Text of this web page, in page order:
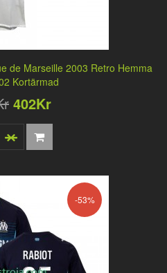
de Marseille 2003 Retro Hemma
Kortärmad
402Kr
-53%